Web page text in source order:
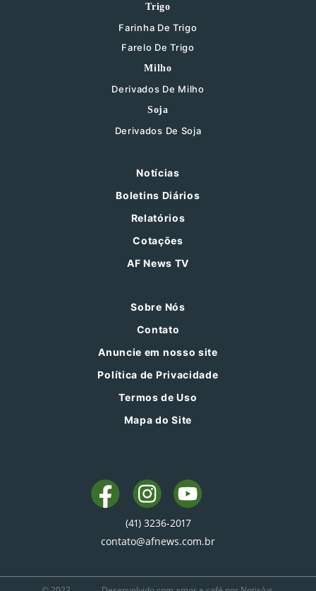
Trigo
Farinha De Trigo
Farelo De Trigo
Milho
Derivados De Milho
Soja
Derivados De Soja
Notícias
Boletins Diários
Relatórios
Cotações
AF News TV
Sobre Nós
Contato
Anuncie em nosso site
Política de Privacidade
Termos de Uso
Mapa do Site
(41) 3236-2017
contato@afnews.com.br